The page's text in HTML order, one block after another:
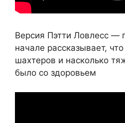
Версия Пэтти Ловлесс —
начале рассказывает,
шахтеров и насколько
было со здоровьем